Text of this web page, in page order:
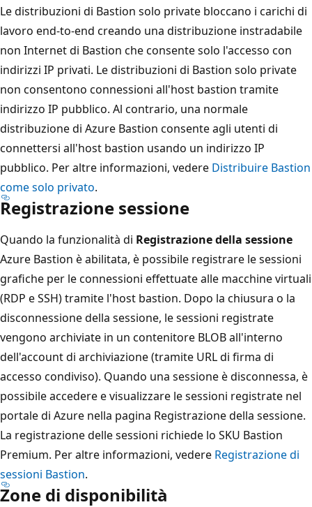
Le distribuzioni di Bastion solo private bloccano i carichi di
lavoro end-to-end creando una distribuzione instradabile
non Internet di Bastion che consente solo l'accesso con
indirizzi IP privati. Le distribuzioni di Bastion solo private
non consentono connessioni all'host bastion tramite
indirizzo IP pubblico. Al contrario, una normale
distribuzione di Azure Bastion consente agli utenti di
connettersi all'host bastion usando un indirizzo IP
pubblico. Per altre informazioni, vedere Distribuire Bastion
come solo privato.
Registrazione sessione
Quando la funzionalità di Registrazione della sessione
Azure Bastion è abilitata, è possibile registrare le sessioni
grafiche per le connessioni effettuate alle macchine virtuali
(RDP e SSH) tramite l'host bastion. Dopo la chiusura o la
disconnessione della sessione, le sessioni registrate
vengono archiviate in un contenitore BLOB all'interno
dell'account di archiviazione (tramite URL di firma di
accesso condiviso). Quando una sessione è disconnessa, è
possibile accedere e visualizzare le sessioni registrate nel
portale di Azure nella pagina Registrazione della sessione.
La registrazione delle sessioni richiede lo SKU Bastion
Premium. Per altre informazioni, vedere Registrazione di
sessioni Bastion.
Zone di disponibilità